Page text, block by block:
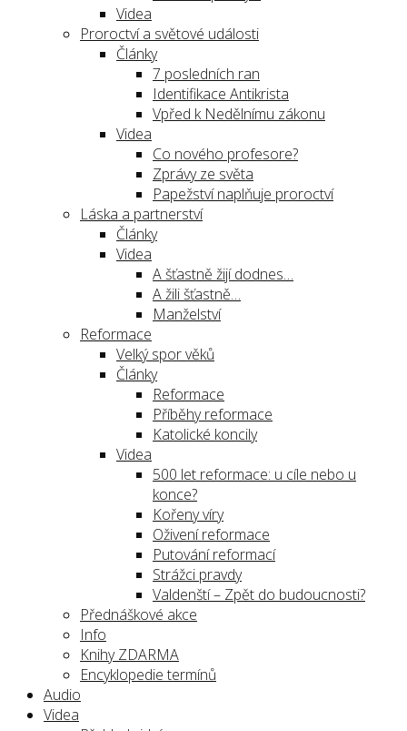
Videa
Proroctví a světové události
Články
7 posledních ran
Identifikace Antikrista
Vpřed k Nedělnímu zákonu
Videa
Co nového profesore?
Zprávy ze světa
Papežství naplňuje proroctví
Láska a partnerství
Články
Videa
A šťastně žijí dodnes…
A žili šťastně…
Manželství
Reformace
Velký spor věků
Články
Reformace
Příběhy reformace
Katolické koncily
Videa
500 let reformace: u cíle nebo u
konce?
Kořeny víry
Oživení reformace
Putování reformací
Strážci pravdy
Valdenští – Zpět do budoucnosti?
Přednáškové akce
Info
Knihy ZDARMA
Encyklopedie termínů
Audio
Videa